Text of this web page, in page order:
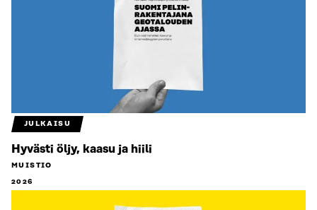
JULKAISU
Hyvästi öljy, kaasu ja hiili
MUISTIO
2026